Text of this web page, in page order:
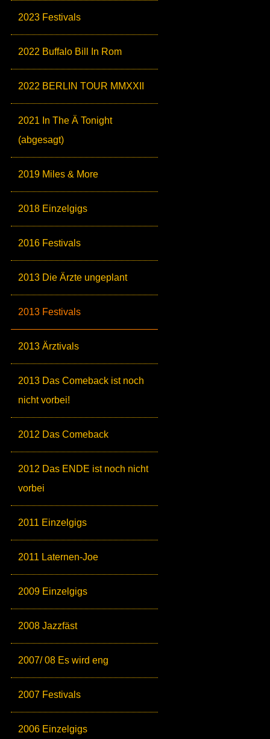
2023 Festivals
2022 Buffalo Bill In Rom
2022 BERLIN TOUR MMXXII
2021 In The Ä Tonight
(abgesagt)
2019 Miles & More
2018 Einzelgigs
2016 Festivals
2013 Die Ärzte ungeplant
2013 Festivals
2013 Ärztivals
2013 Das Comeback ist noch
nicht vorbei!
2012 Das Comeback
2012 Das ENDE ist noch nicht
vorbei
2011 Einzelgigs
2011 Laternen-Joe
2009 Einzelgigs
2008 Jazzfäst
2007/ 08 Es wird eng
2007 Festivals
2006 Einzelgigs